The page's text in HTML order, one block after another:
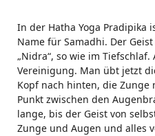
In der Hatha Yoga Pradipika
Name für Samadhi. Der
„Nidra“, so wie im Tiefschlaf.
Vereinigung. Man übt jetzt
Kopf nach hinten, die
Punkt zwischen den
lange, bis der Geist von
Zunge und Augen und alles